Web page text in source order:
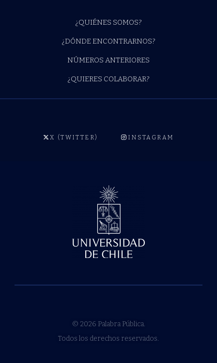
¿QUIÉNES SOMOS?
¿DÓNDE ENCONTRARNOS?
NÚMEROS ANTERIORES
¿QUIERES COLABORAR?
X (TWITTER) INSTAGRAM
© 2026 Palabra Pública.
Todos los derechos reservados.